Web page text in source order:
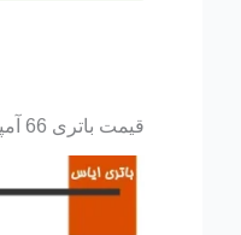
قیمت باتری 66 آمپر